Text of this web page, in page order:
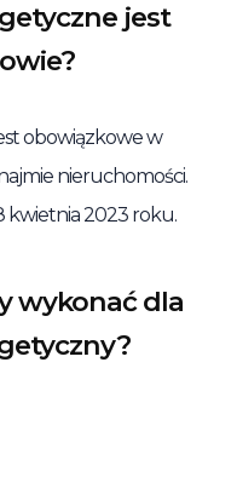
jest
obowiązkowe w
nieruchomości.
kwietnia 2023 roku.
wykonać dla